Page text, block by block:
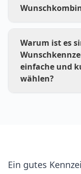
der Zulassung
nicht alle
zusätzliche
benötigen.
Zeichen sollten
Warum ist es
einfache und
wählen?
den
Ein gutes